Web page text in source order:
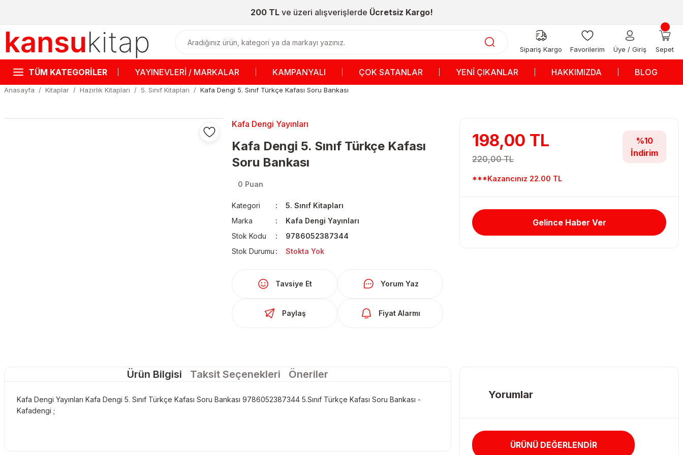
200 TLve üzeri alışverişlerde Ücretsiz Kargo!
Sipariş Kargo Favorilerim Üye / Giriş Sepet
TÜM KATEGORİLER YAYINEVLERİ / MARKALAR KAMPANYALI ÇOK SATANLAR YENİ ÇIKANLAR HAKKIMIZDA BLOG
Anasayfa Kitaplar Hazırlık Kitapları 5. Sınıf Kitapları Kafa Dengi 5. Sınıf Türkçe Kafası Soru Bankası
Kafa Dengi Yayınları
Kafa Dengi 5. Sınıf Türkçe Kafası
Soru Bankası
0 Puan
Kategori
5. Sınıf Kitapları
Marka
Kafa Dengi Yayınları
Stok Kodu
9786052387344
Stok Durumu
Stokta Yok
Tavsiye Et Yorum Yaz
Paylaş Fiyat Alarmı
198,00 TL
220,00 TL
***Kazancınız 22.00 TL
%10
İndirim
Gelince Haber Ver
Ürün Bilgisi Taksit Seçenekleri Öneriler
Kafa Dengi Yayınları Kafa Dengi 5. Sınıf Türkçe Kafası Soru Bankası 9786052387344 5.Sınıf Türkçe Kafası Soru Bankası -
Kafadengi ;
Yorumlar
ÜRÜNÜ DEĞERLENDİR